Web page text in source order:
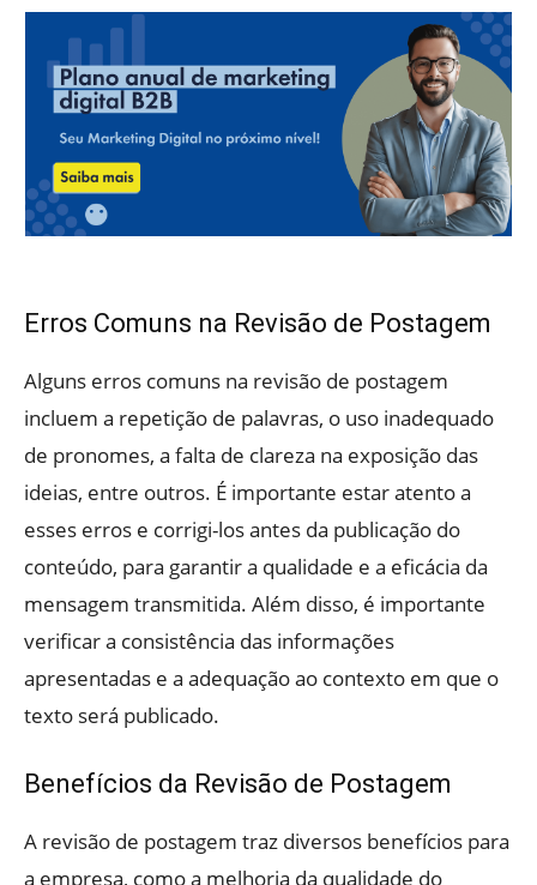
Erros Comuns na Revisão de Postagem
Alguns erros comuns na revisão de postagem
incluem a repetição de palavras, o uso inadequado
de pronomes, a falta de clareza na exposição das
ideias, entre outros. É importante estar atento a
esses erros e corrigi-los antes da publicação do
conteúdo, para garantir a qualidade e a eficácia da
mensagem transmitida. Além disso, é importante
verificar a consistência das informações
apresentadas e a adequação ao contexto em que o
texto será publicado.
Benefícios da Revisão de Postagem
A revisão de postagem traz diversos benefícios para
a empresa, como a melhoria da qualidade do